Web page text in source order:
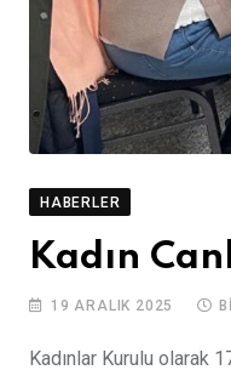
HABERLER
Kadın
19 ARALIK 2025
Kadınlar Kurulu olarak